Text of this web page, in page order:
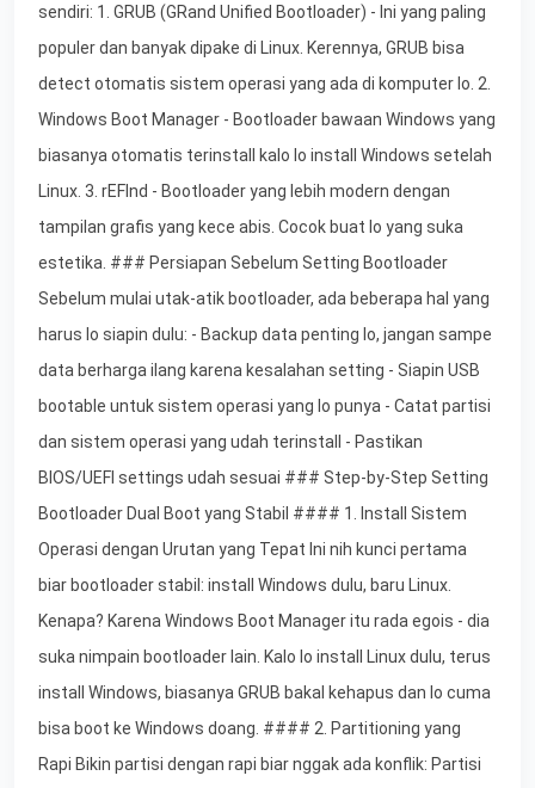
sendiri: 1. GRUB (GRand Unified Bootloader) - Ini yang paling
populer dan banyak dipake di Linux. Kerennya, GRUB bisa
detect otomatis sistem operasi yang ada di komputer lo. 2.
Windows Boot Manager - Bootloader bawaan Windows yang
biasanya otomatis terinstall kalo lo install Windows setelah
Linux. 3. rEFInd - Bootloader yang lebih modern dengan
tampilan grafis yang kece abis. Cocok buat lo yang suka
estetika. ### Persiapan Sebelum Setting Bootloader
Sebelum mulai utak-atik bootloader, ada beberapa hal yang
harus lo siapin dulu: - Backup data penting lo, jangan sampe
data berharga ilang karena kesalahan setting - Siapin USB
bootable untuk sistem operasi yang lo punya - Catat partisi
dan sistem operasi yang udah terinstall - Pastikan
BIOS/UEFI settings udah sesuai ### Step-by-Step Setting
Bootloader Dual Boot yang Stabil #### 1. Install Sistem
Operasi dengan Urutan yang Tepat Ini nih kunci pertama
biar bootloader stabil: install Windows dulu, baru Linux.
Kenapa? Karena Windows Boot Manager itu rada egois - dia
suka nimpain bootloader lain. Kalo lo install Linux dulu, terus
install Windows, biasanya GRUB bakal kehapus dan lo cuma
bisa boot ke Windows doang. #### 2. Partitioning yang
Rapi Bikin partisi dengan rapi biar nggak ada konflik: Partisi